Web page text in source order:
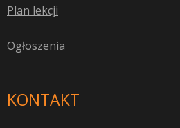
Plan lekcji
Ogłoszenia
KONTAKT